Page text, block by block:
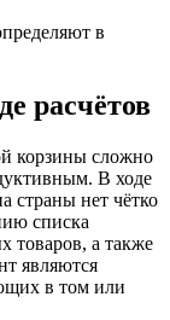
в
расчётов
корзины сложно
В ходе
страны нет чётко
списка
товаров, а также
являются
в том или